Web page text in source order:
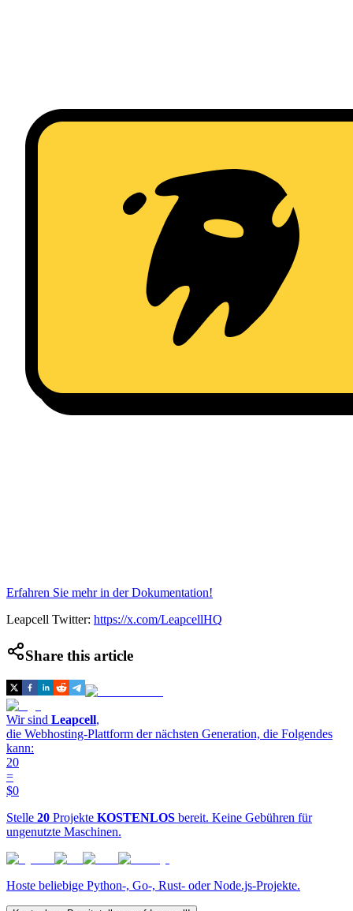
Erfahren Sie mehr in der Dokumentation!
Leapcell Twitter: https://x.com/LeapcellHQ
Share this article
Wir sind Leapcell,
die Webhosting-Plattform der nächsten Generation, die Folgendes
kann:
20
=
$0
Stelle 20 Projekte KOSTENLOS bereit. Keine Gebühren für
ungenutzte Maschinen.
Hoste beliebige Python-, Go-, Rust- oder Node.js-Projekte.